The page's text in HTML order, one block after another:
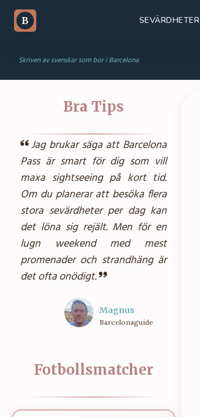
B SEVÄRDHETER
Skriven av svenskar som bor i Barcelona
Bra Tips
Jag brukar säga att Barcelona
Pass är smart för dig som vill
maxa sightseeing på kort tid.
Om du planerar att besöka flera
stora sevärdheter per dag kan
det löna sig rejält. Men för en
lugn weekend med mest
promenader och strandhäng är
det ofta onödigt.
Magnus
Barcelonaguide
Fotbollsmatcher